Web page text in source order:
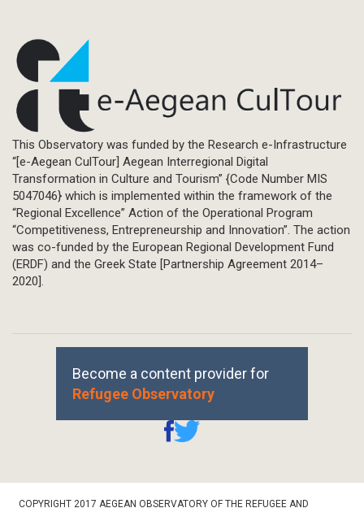
This Observatory was funded by the Research e-Infrastructure
“[e-Aegean CulTour] Aegean Interregional Digital
Transformation in Culture and Tourism” {Code Number MIS
5047046} which is implemented within the framework of the
“Regional Excellence” Action of the Operational Program
“Competitiveness, Entrepreneurship and Innovation”. The action
was co-funded by the European Regional Development Fund
(ERDF) and the Greek State [Partnership Agreement 2014–
2020].
Become a content provider for
Refugee Observatory
COPYRIGHT 2017 AEGEAN OBSERVATORY OF THE REFUGEE AND